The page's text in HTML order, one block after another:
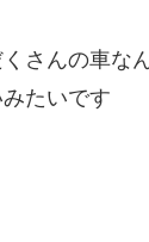
さんの車な
たいです